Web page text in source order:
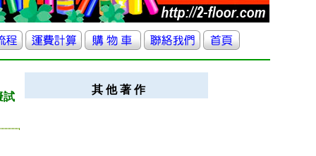
試
其 他 著 作